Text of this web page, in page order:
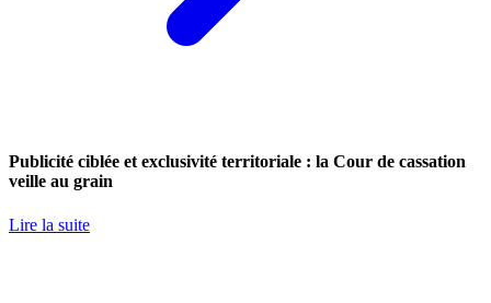
Publicité ciblée et exclusivité territoriale : la Cour de cassation
veille au grain
Lire la suite